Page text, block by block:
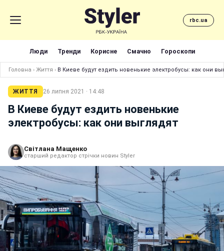
rbc.ua
Люди Тренди Корисне Смачно Гороскопи
Головна › Життя › В Киеве будут ездить новенькие электробусы: как они
ЖИТТЯ 26 липня 2021 · 14:48
В Киеве будут ездить новенькие
электробусы: как они выглядят
Світлана Мащенко
старший редактор стрічки новин Styler